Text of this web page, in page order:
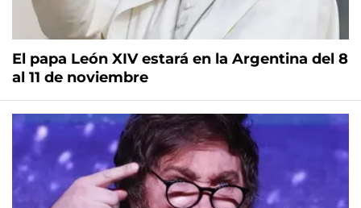
El papa León XIV estará en la Argentina del 8
al 11 de noviembre